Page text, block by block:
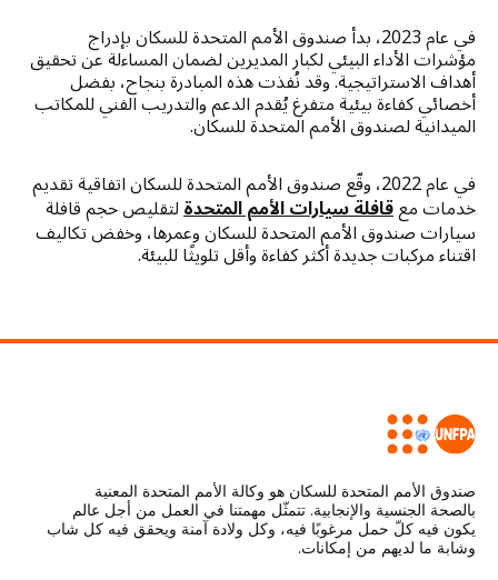
في عام 2023، بدأ صندوق الأمم المتحدة للسكان بإدراج
مؤشرات الأداء البيئي لكبار المديرين لضمان المساءلة عن تحقيق
أهداف الاستراتيجية. وقد نُفذت هذه المبادرة بنجاح، بفضل
أخصائي كفاءة بيئية متفرغ يُقدم الدعم والتدريب الفني للمكاتب
الميدانية لصندوق الأمم المتحدة للسكان.
في عام 2022، وقّع صندوق الأمم المتحدة للسكان اتفاقية تقديم
خدمات معقافلة سيارات الأمم المتحدةلتقليص حجم قافلة
سيارات صندوق الأمم المتحدة للسكان وعمرها، وخفض تكاليف
اقتناء مركبات جديدة أكثر كفاءة وأقل تلويثًا للبيئة.
صندوق الأمم المتحدة للسكان هو وكالة الأمم المتحدة المعنية
بالصحة الجنسية والإنجابية. تتمثّل مهمتنا في العمل من أجل عالم
يكون فيه كلّ حمل مرغوبًا فيه، وكل ولادة آمنة ويحقق فيه كل شاب
وشابة ما لديهم من إمكانات.